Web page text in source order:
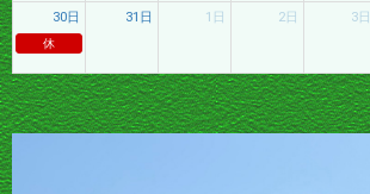
30日
休
31日 1日 2日 3日